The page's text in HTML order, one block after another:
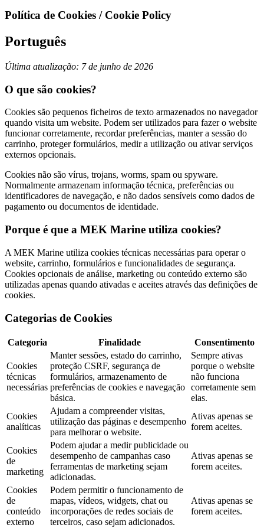
Política de Cookies / Cookie Policy
Português
Última atualização: 7 de junho de 2026
O que são cookies?
Cookies são pequenos ficheiros de texto armazenados no navegador
quando visita um website. Podem ser utilizados para fazer o website
funcionar corretamente, recordar preferências, manter a sessão do
carrinho, proteger formulários, medir a utilização ou ativar serviços
externos opcionais.
Cookies não são vírus, trojans, worms, spam ou spyware.
Normalmente armazenam informação técnica, preferências ou
identificadores de navegação, e não dados sensíveis como dados de
pagamento ou documentos de identidade.
Porque é que a MEK Marine utiliza cookies?
A MEK Marine utiliza cookies técnicas necessárias para operar o
website, carrinho, formulários e funcionalidades de segurança.
Cookies opcionais de análise, marketing ou conteúdo externo são
utilizadas apenas quando ativadas e aceites através das definições de
cookies.
Categorias de Cookies
Categoria Finalidade Consentimento
Cookies
técnicas
necessárias
Manter sessões, estado do carrinho,
proteção CSRF, segurança de
formulários, armazenamento de
preferências de cookies e navegação
básica.
Sempre ativas
porque o website
não funciona
corretamente sem
elas.
Cookies
analíticas
Ajudam a compreender visitas,
utilização das páginas e desempenho
para melhorar o website.
Ativas apenas se
forem aceites.
Cookies
de
marketing
Podem ajudar a medir publicidade ou
desempenho de campanhas caso
ferramentas de marketing sejam
adicionadas.
Ativas apenas se
forem aceites.
Cookies
de
conteúdo
externo
Podem permitir o funcionamento de
mapas, vídeos, widgets, chat ou
incorporações de redes sociais de
terceiros, caso sejam adicionados.
Ativas apenas se
forem aceites.